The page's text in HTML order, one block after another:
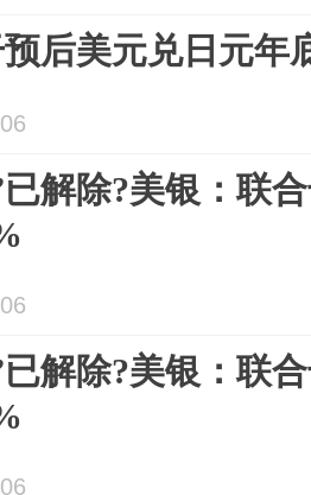
后美元兑日元年
解除?美银：联
解除?美银：联